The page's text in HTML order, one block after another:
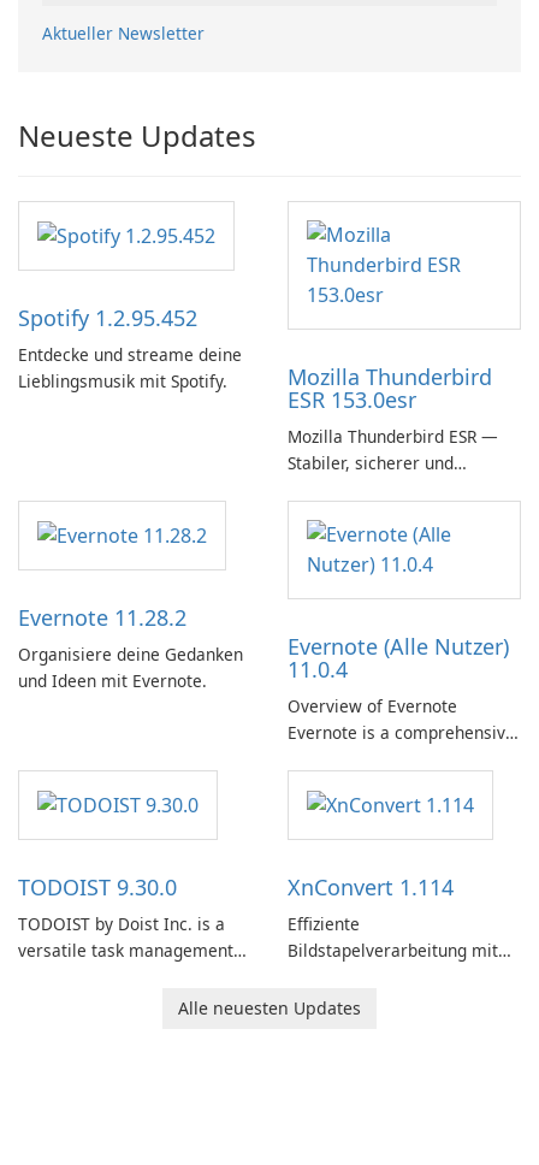
Aktueller Newsletter
Neueste Updates
Spotify 1.2.95.452
Entdecke und streame deine
Lieblingsmusik mit Spotify.
Mozilla Thunderbird
ESR 153.0esr
Mozilla Thunderbird ESR —
Stabiler, sicherer und
Mail-Client
Evernote 11.28.2
Organisiere deine Gedanken
und Ideen mit Evernote.
Evernote (Alle Nutzer)
11.0.4
Overview of Evernote
Evernote is a comprehensive
software designed to help
users capture, organize, and
access information across
TODOIST 9.30.0
TODOIST by Doist Inc. is a
versatile task management
individuals and teams
XnConvert 1.114
Effiziente
Bildstapelverarbeitung mit
Alle neuesten Updates